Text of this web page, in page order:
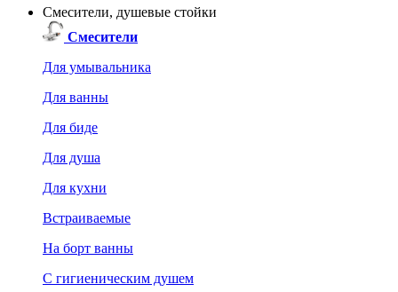
Смесители, душевые стойки
Смесители
Для умывальника
Для ванны
Для биде
Для душа
Для кухни
Встраиваемые
На борт ванны
C гигиеническим душем